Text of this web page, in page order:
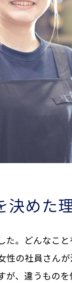
めた
。どんなこ
の社員さん
、違うもの